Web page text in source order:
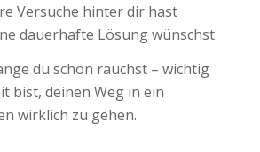
Versuche hinter dir hast
dauerhafte Lösung wünschst
du schon rauchst – wichtig
bist, deinen Weg in ein
wirklich zu gehen.